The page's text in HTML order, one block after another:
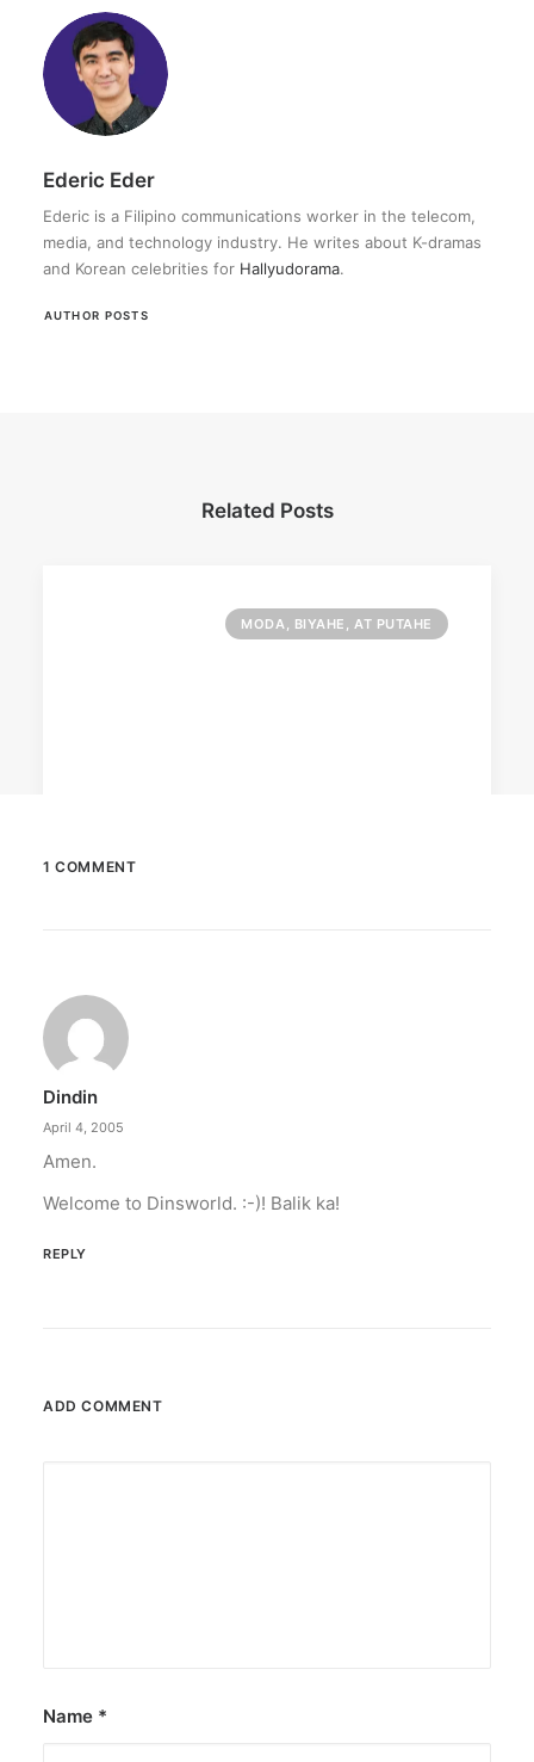
Ederic Eder
Ederic is a Filipino communications worker in the telecom,
media, and technology industry. He writes about K-dramas
and Korean celebrities for Hallyudorama.
AUTHOR POSTS
Related Posts
MODA, BIYAHE, AT PUTAHE
The Philippines is emerging as a compelling
alternative to Southeast Asian…
1 COMMENT
Dindin
April 4, 2005
Amen.
Welcome to Dinsworld. :-)! Balik ka!
REPLY
ADD COMMENT
Name *